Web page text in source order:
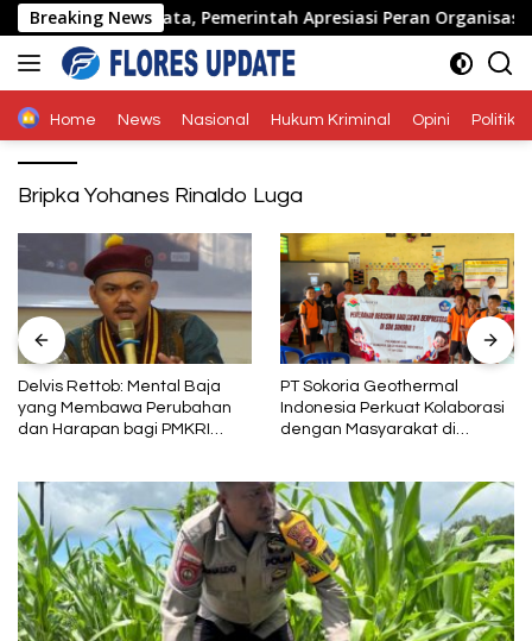
Langsung
ke
konten
Breaking News
di Naimata, Pemerintah Apresiasi Peran Organisasi
Home News Nasional Hukum Kriminal Opini Politik
Bripka Yohanes Rinaldo Luga
Delvis Rettob: Mental Baja
yang Membawa Perubahan
dan Harapan bagi PMKRI
PT Sokoria Geothermal
Indonesia Perkuat Kolaborasi
dengan Masyarakat di